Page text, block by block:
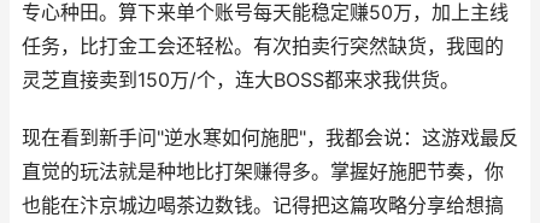
专心种田。算下来单个账号每天能稳定赚50万，加上主线
任务，比打金工会还轻松。有次拍卖行突然缺货，我囤的
灵芝直接卖到150万/个，连大BOSS都来求我供货。
现在看到新手问"逆水寒如何施肥"，我都会说：这游戏最反
直觉的玩法就是种地比打架赚得多。掌握好施肥节奏，你
也能在汴京城边喝茶边数钱。记得把这篇攻略分享给想搞